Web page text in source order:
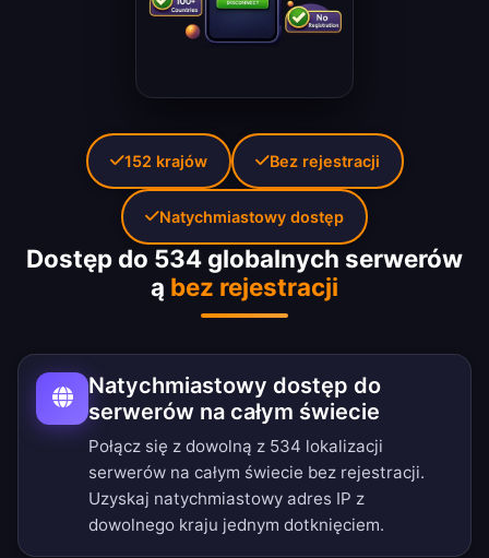
Dostęp do 534 globalnych serwerów
ą bez rejestracji
Natychmiastowy dostęp do
serwerów na całym świecie
Połącz się z dowolną z 534 lokalizacji
serwerów na całym świecie bez rejestracji.
Uzyskaj natychmiastowy adres IP z
dowolnego kraju jednym dotknięciem.
152 krajów Bez rejestracji
Natychmiastowy dostęp